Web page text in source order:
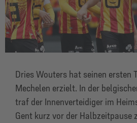
Dries Wouters hat seinen ersten
Mechelen erzielt. In der
traf der Innenverteidiger im
Gent kurz vor der Halbzeitpause